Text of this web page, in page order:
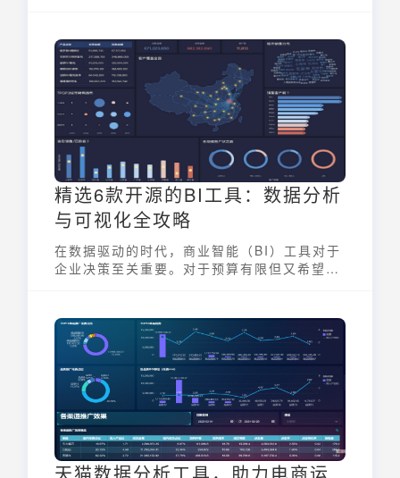
数据分析应运而生，它不仅是技术革新的产
物，更是企业实现智能化转型的核心引擎。
精选6款开源的BI工具：数据分析
与可视化全攻略
在数据驱动的时代，商业智能（BI）工具对于
企业决策至关重要。对于预算有限但又希望获
六款优秀的 开源的bi工具，带您了解它们在数
据分析和可视化方面的强大功能和独特优势，
助您找到最适合自身需求的解决方案。